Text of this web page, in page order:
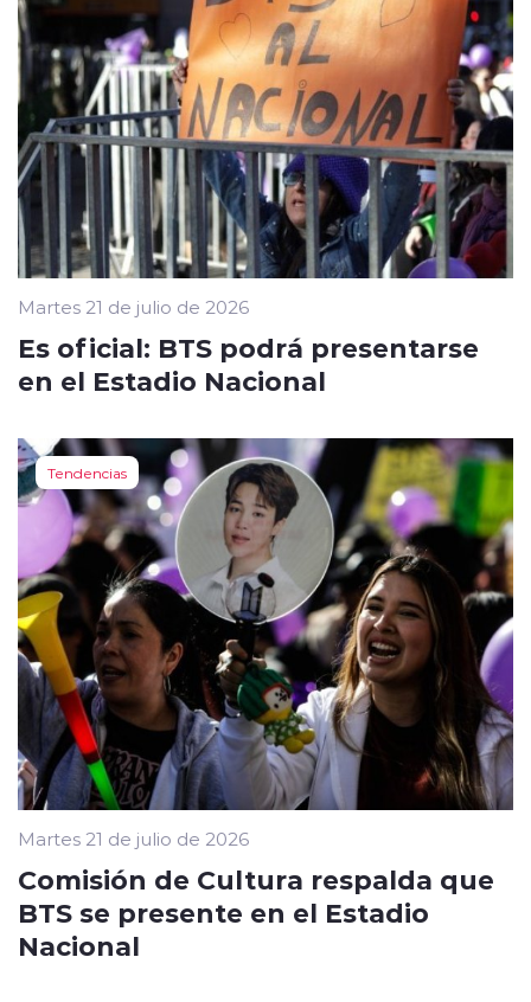
Martes 21 de julio de 2026
Es oficial: BTS podrá presentarse
en el Estadio Nacional
Tendencias
Martes 21 de julio de 2026
Comisión de Cultura respalda que
BTS se presente en el Estadio
Nacional